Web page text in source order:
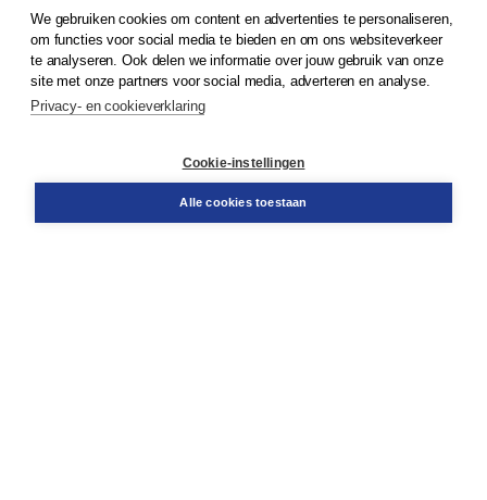
© 2026Koninklijke Boom uitgevers
Bestellen
We gebruiken cookies om content en advertenties te personaliseren,
om functies voor social media te bieden en om ons websiteverkeer
te analyseren. Ook delen we informatie over jouw gebruik van onze
site met onze partners voor social media, adverteren en analyse.
Privacy- en cookieverklaring
Cookie-instellingen
Alle cookies toestaan